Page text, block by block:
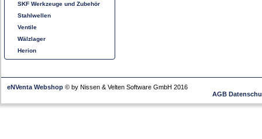
SKF Werkzeuge und Zubehör
Stahlwellen
Ventile
Wälzlager
Herion
eNVenta Webshop © by Nissen & Velten Software GmbH 2016
AGB